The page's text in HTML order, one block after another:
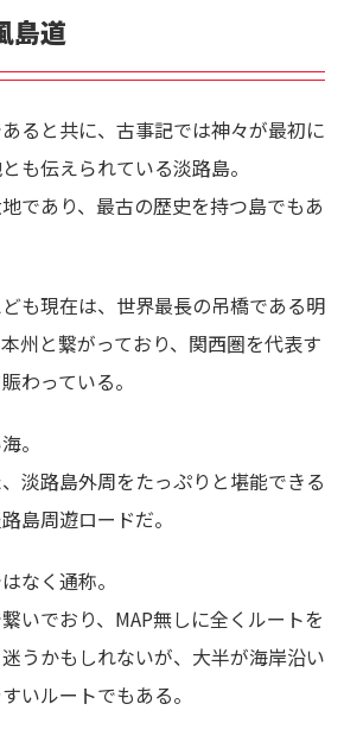
島道
ると共に、古事記では神々が最初に
も伝えられている淡路島。
であり、最古の歴史を持つ島でもあ
も現在は、世界最長の吊橋である明
州と繋がっており、関西圏を代表す
わっている。
。
淡路島外周をたっぷりと堪能できる
島周遊ロードだ。
なく通称。
いでおり、MAP無しに全くルートを
うかもしれないが、大半が海岸沿い
いルートでもある。